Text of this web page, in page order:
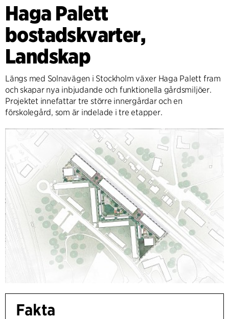
Haga Palett
bostadskvarter,
Landskap
Längs med Solnavägen i Stockholm växer Haga Palett fram
och skapar nya inbjudande och funktionella gårdsmiljöer.
Projektet innefattar tre större innergårdar och en
förskolegård, som är indelade i tre etapper.
Fakta